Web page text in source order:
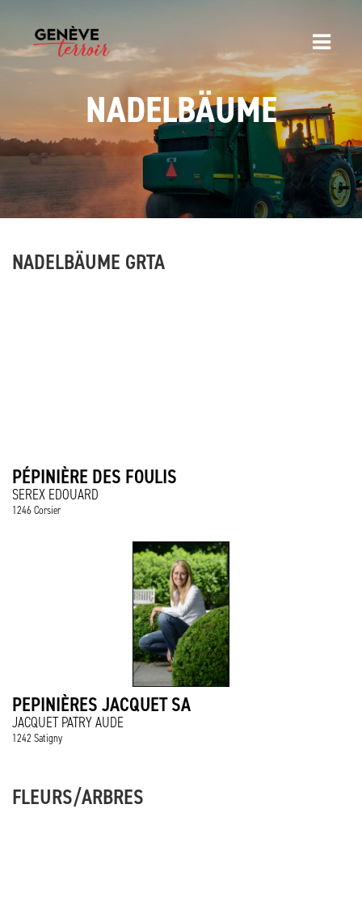
NADELBÄUME
NADELBÄUME GRTA
PÉPINIÈRE DES FOULIS
SEREX EDOUARD
1246 Corsier
PEPINIÈRES JACQUET SA
JACQUET PATRY AUDE
1242 Satigny
FLEURS/ARBRES